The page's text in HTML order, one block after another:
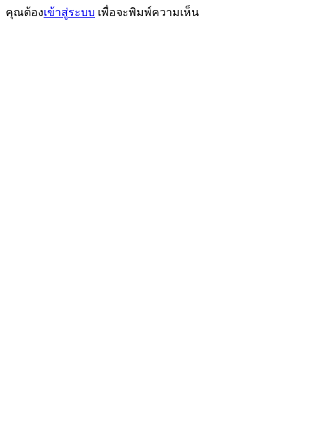
เรื่อง
คุณต้องเข้าสู่ระบบ เพื่อจะพิมพ์ความเห็น